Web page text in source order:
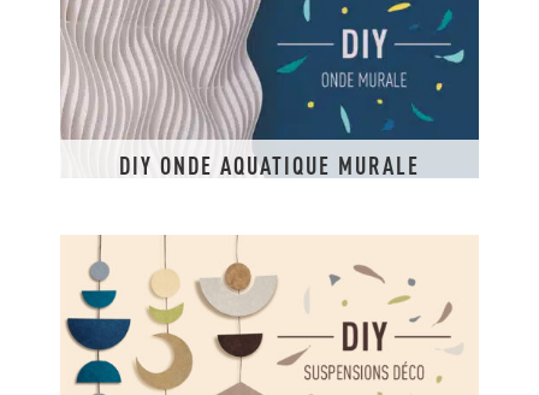
DIY ONDE AQUATIQUE MURALE